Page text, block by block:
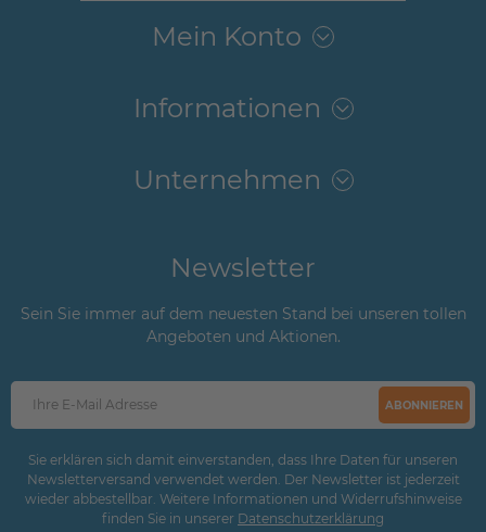
Mein Konto
Informationen
Unternehmen
Newsletter
Sein Sie immer auf dem neuesten Stand bei unseren tollen
Angeboten und Aktionen.
ABONNIEREN
Sie erklären sich damit einverstanden, dass Ihre Daten für unseren
Newsletterversand verwendet werden. Der Newsletter ist jederzeit
wieder abbestellbar. Weitere Informationen und Widerrufshinweise
finden Sie in unserer Daten­schutz­erklärung